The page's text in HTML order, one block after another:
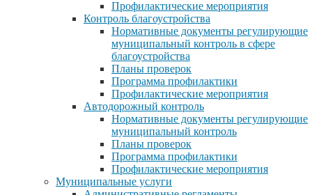
Профилактические мероприятия
Контроль благоустройства
Нормативные документы регулирующие
муниципальный контроль в сфере
благоустройства
Планы проверок
Программа профилактики
Профилактические мероприятия
Автодорожный контроль
Нормативные документы регулирующие
муниципальный контроль
Планы проверок
Программа профилактики
Профилактические мероприятия
Муниципальные услуги